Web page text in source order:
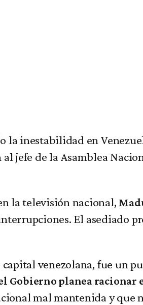
la inestabilidad en
jefe de la Asamblea
la televisión nacional,
El asediado
venezolana, fue un
Gobierno planea
mal mantenida y que